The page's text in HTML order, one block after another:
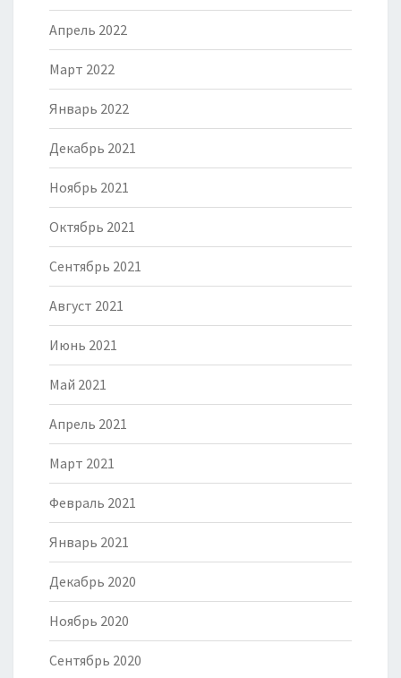
Апрель 2022
Март 2022
Январь 2022
Декабрь 2021
Ноябрь 2021
Октябрь 2021
Сентябрь 2021
Август 2021
Июнь 2021
Май 2021
Апрель 2021
Март 2021
Февраль 2021
Январь 2021
Декабрь 2020
Ноябрь 2020
Сентябрь 2020